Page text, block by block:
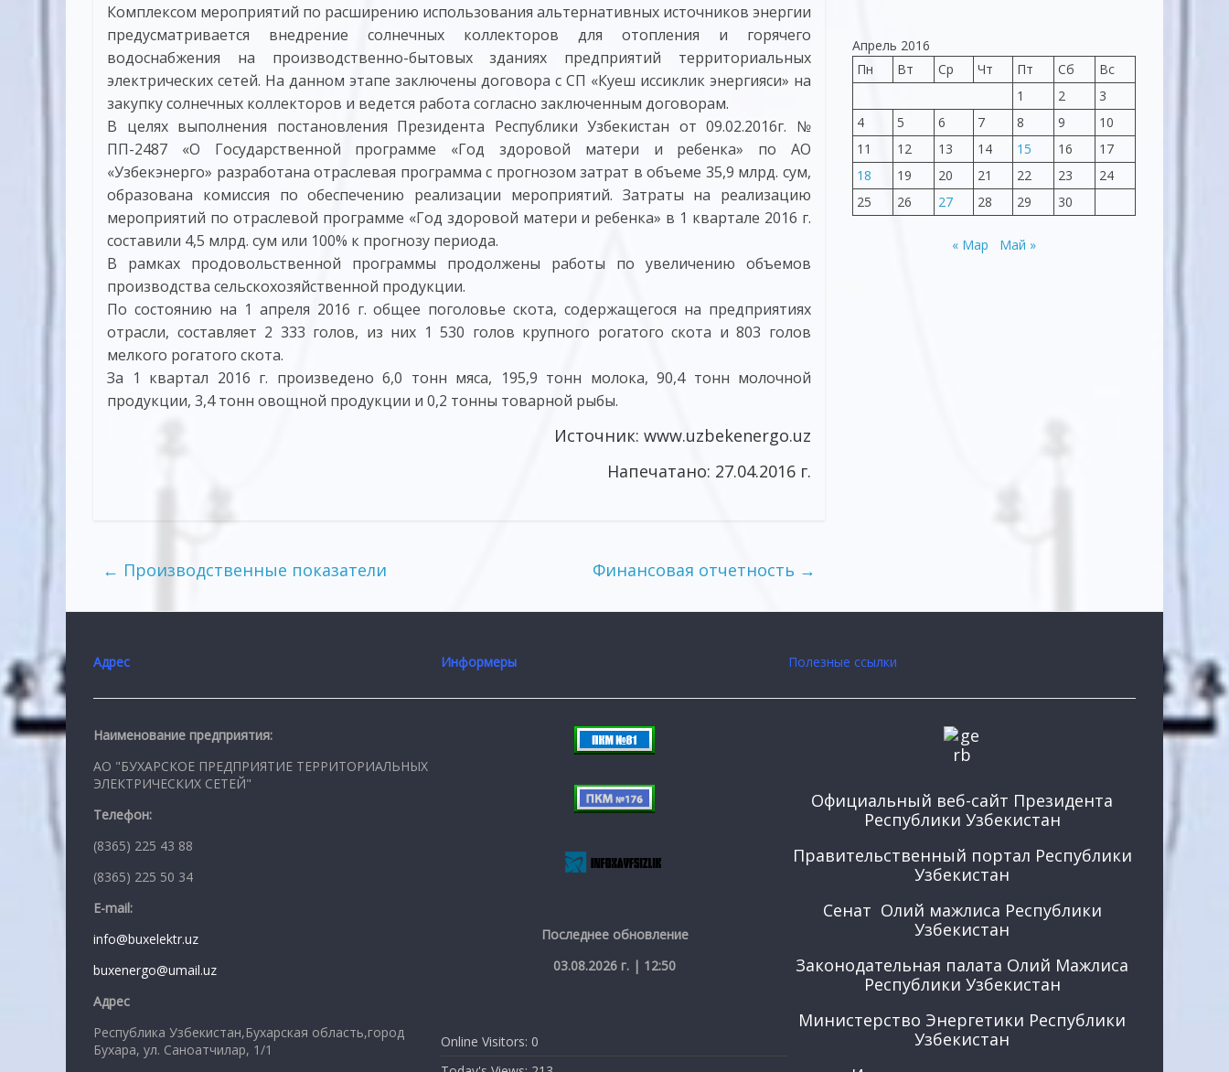
Комплексом мероприятий по расширению использования альтернативных источников энергии
предусматривается внедрение солнечных коллекторов для отопления и горячего
водоснабжения на производственно-бытовых зданиях предприятий территориальных
электрических сетей. На данном этапе заключены договора с СП «Куеш иссиклик энергияси» на
закупку солнечных коллекторов и ведется работа согласно заключенным договорам.
В целях выполнения постановления Президента Республики Узбекистан от 09.02.2016г. №
ПП-2487 «О Государственной программе «Год здоровой матери и ребенка» по АО
«Узбекэнерго» разработана отраслевая программа с прогнозом затрат в объеме 35,9 млрд. сум,
образована комиссия по обеспечению реализации мероприятий. Затраты на реализацию
мероприятий по отраслевой программе «Год здоровой матери и ребенка» в 1 квартале 2016 г.
составили 4,5 млрд. сум или 100% к прогнозу периода.
В рамках продовольственной программы продолжены работы по увеличению объемов
производства сельскохозяйственной продукции.
По состоянию на 1 апреля 2016 г. общее поголовье скота, содержащегося на предприятиях
отрасли, составляет 2 333 голов, из них 1 530 голов крупного рогатого скота и 803 голов
мелкого рогатого скота.
За 1 квартал 2016 г. произведено 6,0 тонн мяса, 195,9 тонн молока, 90,4 тонн молочной
продукции, 3,4 тонн овощной продукции и 0,2 тонны товарной рыбы.
Источник: www.uzbekenergo.uz
Напечатано: 27.04.2016 г.
← Производственные показатели Финансовая отчетность →
Апрель 2016
Пн
Вт Ср Чт Пт Сб
Вс
1
2
3
4
5 6 7 8 9
10
11
12 13 14 15 16
17
18
19 20 21 22 23
24
25
26 27 28 29 30
« Мар Май »
Адрес
Наименование предприятия:
АО "БУХАРСКОЕ ПРЕДПРИЯТИЕ ТЕРРИТОРИАЛЬНЫХ
ЭЛЕКТРИЧЕСКИХ СЕТЕЙ"
Телефон:
(8365) 225 43 88
(8365) 225 50 34
E-mail:
info@buxelektr.uz
buxenergo@umail.uz
Адрес
Республика Узбекистан,Бухарская область,город
Бухара, ул. Саноатчилар, 1/1
Информеры
Последнее обновление
03.08.2026 г. | 12:50
Online Visitors: 0
Полезные ссылки
Официальный веб-сайт Президента
Республики Узбекистан
Правительственный портал Республики
Узбекистан
Сенат Олий мажлиса Республики
Узбекистан
Законодательная палата Олий Мажлиса
Республики Узбекистан
Министерство Энергетики Республики
Узбекистан